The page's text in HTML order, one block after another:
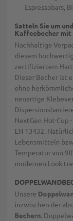
Espressobars,
Satteln Sie um
Kaffeebecher mit
Nachhaltige
diesem
zertifiziertem
Dieser Becher ist
ohne
neuartige
NextGen Hot-Cup -
EN 13432.
Lebensmitteln
Temperatur von
modernen Look
Unsere
inzwischen der
Bechern.